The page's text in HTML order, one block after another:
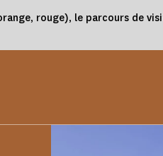
rouge), le parcours de